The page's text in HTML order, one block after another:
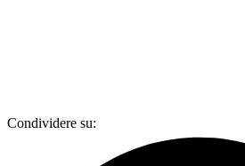
Condividere su: